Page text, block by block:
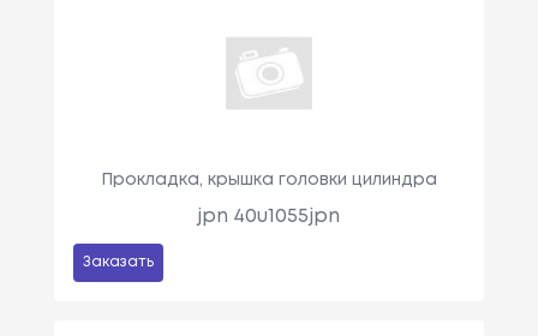
Прокладка, крышка головки цилиндра
jpn 40u1055jpn
Заказать